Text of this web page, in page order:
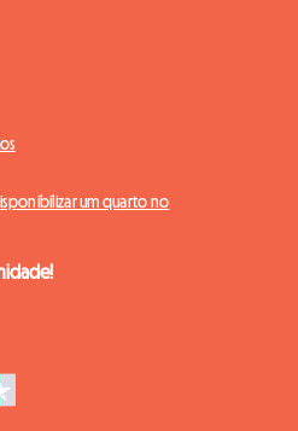
um quarto no